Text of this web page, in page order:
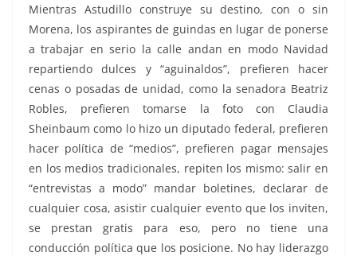
Mientras Astudillo construye su destino, con o sin
Morena, los aspirantes de guindas en lugar de ponerse
a trabajar en serio la calle andan en modo Navidad
repartiendo dulces y “aguinaldos”, prefieren hacer
cenas o posadas de unidad, como la senadora Beatriz
Robles, prefieren tomarse la foto con Claudia
Sheinbaum como lo hizo un diputado federal, prefieren
hacer política de “medios”, prefieren pagar mensajes
en los medios tradicionales, repiten los mismo: salir en
“entrevistas a modo” mandar boletines, declarar de
cualquier cosa, asistir cualquier evento que los inviten,
se prestan gratis para eso, pero no tiene una
conducción política que los posicione. No hay liderazgo